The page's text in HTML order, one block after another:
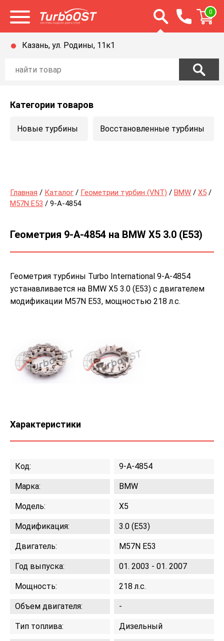
Открыть меню Открыть строку
0
Казань, ул. Родины, 11к1
Категории товаров
Новые турбины Восстановленные турбины
Главная / Каталог / Геометрии турбин (VNT) / BMW / X5 /
M57N E53 / 9-A-4854
Геометрия 9-A-4854 на BMW X5 3.0 (E53)
Геометрия турбины Turbo International 9-A-4854
устанавливается на BMW X5 3.0 (E53) с двигателем
модификации M57N E53, мощностью 218 л.с.
Характеристики
Код: 9-A-4854
Марка: BMW
Модель: X5
Модификация: 3.0 (E53)
Двигатель: M57N E53
Год выпуска: 01. 2003 - 01. 2007
Мощность: 218 л.с.
Объем двигателя: -
Тип топлива: Дизельный